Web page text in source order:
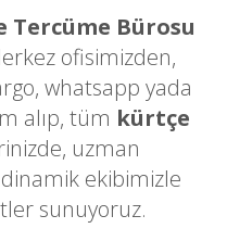
Bürosu
ofisimizden,
whatsapp yada
alıp, tüm kürtçe
uzman
ekibimizle
sunuyoruz.